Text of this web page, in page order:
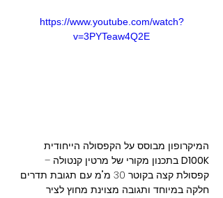
https://www.youtube.com/watch?
v=3PYTeaw4Q2E
המיקרופון מבוסס על הקפסולה הייחודית
D100K בתכנון מקורי של מרטין קנטולה –
קפסולת קצה בקוטר 30 מ"מ עם תגובת תדרים
חלקה במיוחד ותגובה מצוינת מחוץ לציר